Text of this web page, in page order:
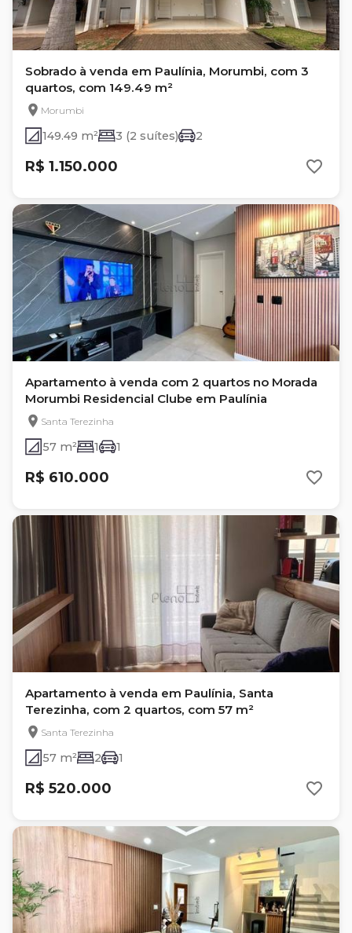
Sobrado à venda em Paulínia, Morumbi, com 3
quartos, com 149.49 m²
Morumbi
149.49 m² 3 (2 suítes) 2
R$ 1.150.000
Apartamento à venda com 2 quartos no Morada
Morumbi Residencial Clube em Paulínia
Santa Terezinha
57 m² 1 1
R$ 610.000
Apartamento à venda em Paulínia, Santa
Terezinha, com 2 quartos, com 57 m²
Santa Terezinha
57 m² 2 1
R$ 520.000